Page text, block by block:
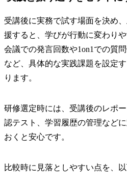
受講後に実務で試す場面を決め
援すると、学びが行動に変わり
会議での発言回数や1on1での質
など、具体的な実践課題を設定
ります。
研修選定時には、受講後のレポ
認テスト、学習履歴の管理など
おくと安心です。
比較時に見落としやすい点を、